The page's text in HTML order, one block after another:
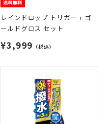
レインドロップ トリガー + ゴ
ールドグロス セット
¥3,999 （税込）